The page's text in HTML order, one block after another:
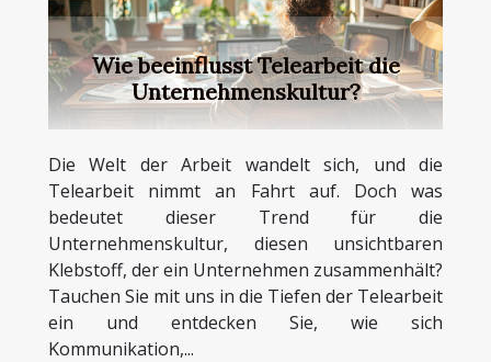
Wie beeinflusst Telearbeit die
Unternehmenskultur?
Die Welt der Arbeit wandelt sich, und die
Telearbeit nimmt an Fahrt auf. Doch was
bedeutet dieser Trend für die
Unternehmenskultur, diesen unsichtbaren
Klebstoff, der ein Unternehmen zusammenhält?
Tauchen Sie mit uns in die Tiefen der Telearbeit
ein und entdecken Sie, wie sich
Kommunikation,...